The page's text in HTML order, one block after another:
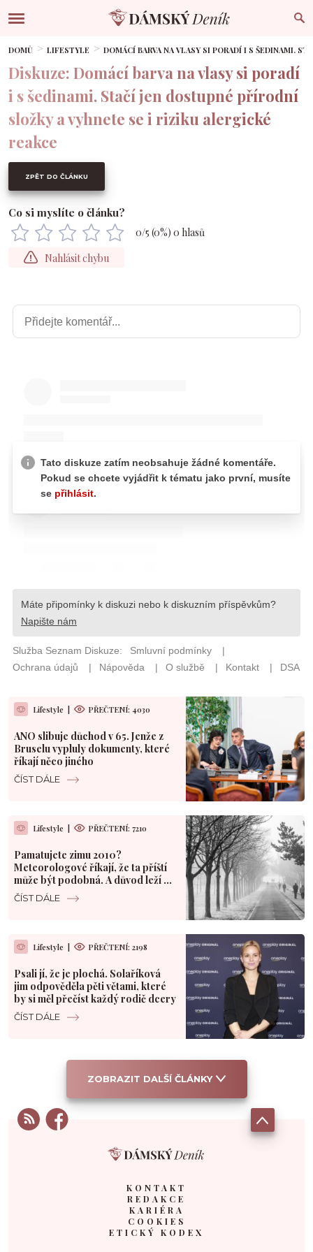
DOMŮ LIFESTYLE DOMÁCÍ BARVA NA VLASY SI PORADÍ I S ŠEDINAMI.
Diskuze: Domácí barva na vlasy si poradí
i s šedinami. Stačí jen dostupné přírodní
složky a vyhnete se i riziku alergické
reakce
ZPĚT DO ČLÁNKU
Co si myslíte o článku?
0/5 (0%) 0 hlasů
Nahlásit chybu
Lifestyle | PŘEČTENÍ: 4030
ANO slibuje důchod v 65. Jenže z
Bruselu vypluly dokumenty, které
říkají něco jiného
ČÍST DÁLE
Lifestyle | PŘEČTENÍ: 7210
Pamatujete zimu 2010?
Meteorologové říkají, že ta příští
může být podobná. A důvod leží v
Pacifiku
ČÍST DÁLE
Lifestyle | PŘEČTENÍ: 2198
Psali jí, že je plochá. Solaříková
jim odpověděla pěti větami, které
by si měl přečíst každý rodič dcery
ČÍST DÁLE
ZOBRAZIT DALŠÍ ČLÁNKY
KONTAKT
REDAKCE
KARIÉRA
COOKIES
ETICKÝ KODEX